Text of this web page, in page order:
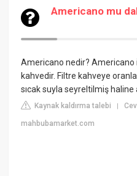
Americano mu
Americano nedir? Americano
kahvedir. Filtre kahveye
sıcak suyla seyreltilmiş
Kaynak kaldırma talebi |
mahbubamarket.com